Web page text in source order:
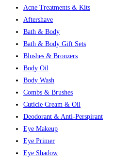
Acne Treatments & Kits
Aftershave
Bath & Body
Bath & Body Gift Sets
Blushes & Bronzers
Body Oil
Body Wash
Combs & Brushes
Cuticle Cream & Oil
Deodorant & Anti-Perspirant
Eye Makeup
Eye Primer
Eye Shadow